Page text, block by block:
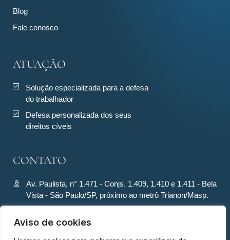
Aviso de cookies
Blog
Fale conosco
ATUAÇÃO
Solução especializada para a defesa
do trabalhador
Defesa personalizada dos seus
direitos cíveis
CONTATO
Av. Paulista, n° 1.471 - Conjs. 1.409, 1.410 e 1.411 - Bela
Vista - São Paulo/SP, próximo ao metrô Trianon/Masp.